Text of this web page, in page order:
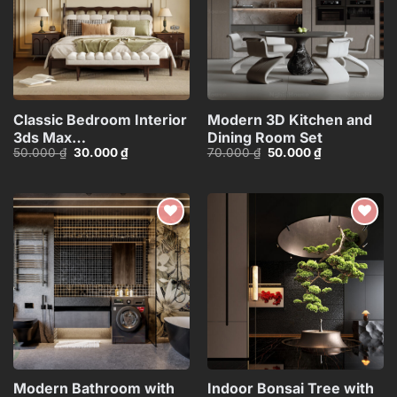
Classic Bedroom Interior
3ds Max
Model_109928245
50.000₫ Giá
30.000₫Giá
hiện
30.000 ₫.
Modern 3D Kitchen and
Dining Room Set
70.000₫ Giá
50.000₫Giá
hiện
50.000 ₫.
Add to
wishlist
Modern Bathroom with
Add to
wishlist
Indoor Bonsai Tree with